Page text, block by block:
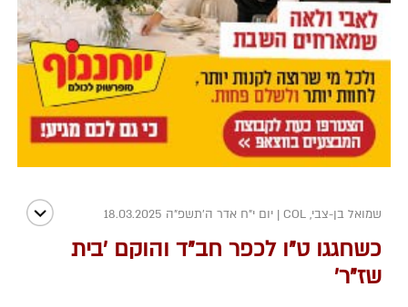
שמואל בן-צבי, COL | יום י"ח אדר ה׳תשפ״ה 18.03.2025
כשחגגו ט"ו לכפר חב"ד והוקם 'בית
שז"ר'